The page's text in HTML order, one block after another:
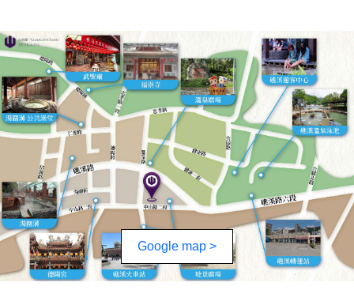
Google map >